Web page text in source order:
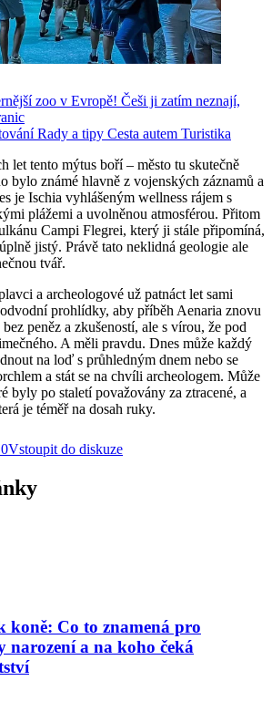
zoo v Evropě! Češi ji zatím neznají,
Rady a tipy Cesta autem Turistika
let tento mýtus boří – město tu skutečně
bylo známé hlavně z vojenských záznamů a
je Ischia vyhlášeným wellness rájem s
plážemi a uvolněnou atmosférou. Přitom
Campi Flegrei, který ji stále připomíná,
jistý. Právě tato neklidná geologie ale
tvář.
a archeologové už patnáct let sami
prohlídky, aby příběh Aenaria znovu
peněz a zkušeností, ale s vírou, že pod
A měli pravdu. Dnes může každý
na loď s průhledným dnem nebo se
a stát se na chvíli archeologem. Může
byly po staletí považovány za ztracené, a
je téměř na dosah ruky.
0Vstoupit do diskuze
koně: Co to znamená pro
narození a na koho čeká